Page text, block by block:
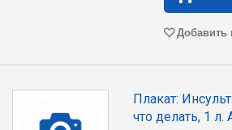
Добавить
Плакат:
что делать, 1 л.